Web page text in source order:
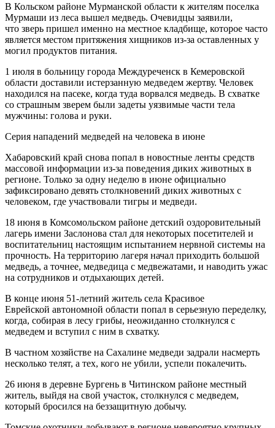
В Кольском районе Мурманской области к жителям поселка
Мурмаши из леса вышел медведь. Очевидцы заявили,
что зверь пришел именно на местное кладбище, которое часто
является местом притяжения хищников из-за оставленных у
могил продуктов питания.
1 июля в больницу города Междуреченск в Кемеровской
области доставили истерзанную медведем жертву. Человек
находился на пасеке, когда туда ворвался медведь. В схватке
со страшным зверем были задеты уязвимые части тела
мужчины: голова и руки.
Серия нападений медведей на человека в июне
Хабаровский край снова попал в новостные ленты средств
массовой информации из-за поведения диких животных в
регионе. Только за одну неделю в июне официально
зафиксировано девять столкновений диких животных с
человеком, где участвовали тигры и медведи.
18 июня в Комсомольском районе детский оздоровительный
лагерь имени Заслонова стал для некоторых посетителей и
воспитательниц настоящим испытанием нервной системы на
прочность. На территорию лагеря начал приходить большой
медведь, а точнее, медведица с медвежатами, и наводить ужас
на сотрудников и отдыхающих детей.
В конце июня 51-летний житель села Красивое
Еврейской автономной области попал в серьезную переделку,
когда, собирая в лесу грибы, неожиданно столкнулся с
медведем и вступил с ним в схватку.
В частном хозяйстве на Сахалине медведи задрали насмерть
несколько телят, а тех, кого не убили, успели покалечить.
26 июня в деревне Бургень в Читинском районе местный
житель, выйдя на свой участок, столкнулся с медведем,
который бросился на беззащитную добычу.